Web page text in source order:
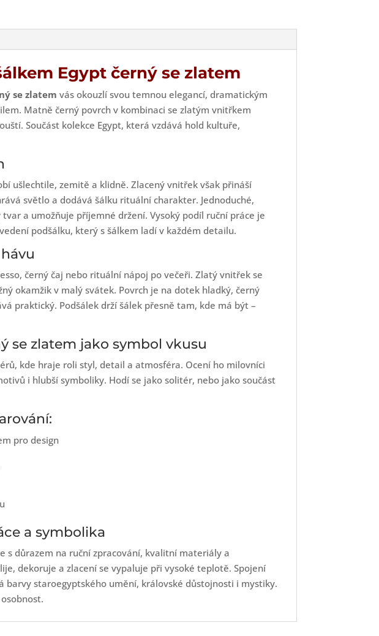
zlatem
množství
Egypt černý se zlatem
se zlatem vás okouzlí svou temnou elegancí, dramatickým
Matně černý povrch v kombinaci se zlatým vnitřkem
Součást kolekce Egypt, která vzdává hold kultuře,
ušlechtile, zemitě a klidně. Zlacený vnitřek však přináší
světlo a dodává šálku rituální charakter. Jednoduché,
a umožňuje příjemné držení. Vysoký podíl ruční práce je
podšálku, který s šálkem ladí v každém detailu.
černý čaj nebo rituální nápoj po večeři. Zlatý vnitřek se
okamžik v malý svátek. Povrch je na dotek hladký, černý
praktický. Podšálek drží šálek přesně tam, kde má být –
se zlatem jako symbol vkusu
kde hraje roli styl, detail a atmosféra. Ocení ho milovníci
i hlubší symboliky. Hodí se jako solitér, nebo jako součást
pro design
a symbolika
s důrazem na ruční zpracování, kvalitní materiály a
dekoruje a zlacení se vypaluje při vysoké teplotě. Spojení
barvy staroegyptského umění, královské důstojnosti i mystiky.